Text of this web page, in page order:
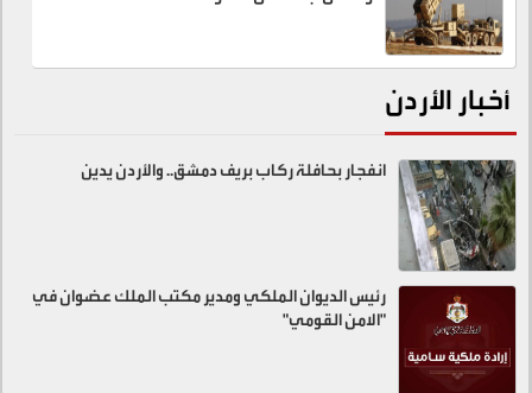
أخبار الأردن
انفجار بحافلة ركاب بريف دمشق.. والأردن يدين
رئيس الديوان الملكي ومدير مكتب الملك عضوان في
"الامن القومي"